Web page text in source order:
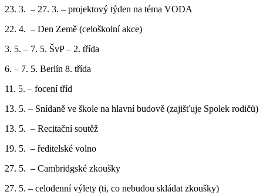
23. 3. – 27. 3. – projektový týden na téma VODA
22. 4. – Den Země (celoškolní akce)
3. 5. – 7. 5. ŠvP – 2. třída
6. – 7. 5. Berlín 8. třída
11. 5. – focení tříd
13. 5. – Snídaně ve škole na hlavní budově (zajišťuje Spolek rodičů)
13. 5. – Recitační soutěž
19. 5. – ředitelské volno
27. 5. – Cambridgské zkoušky
27. 5. – celodenní výlety (ti, co nebudou skládat zkoušky)